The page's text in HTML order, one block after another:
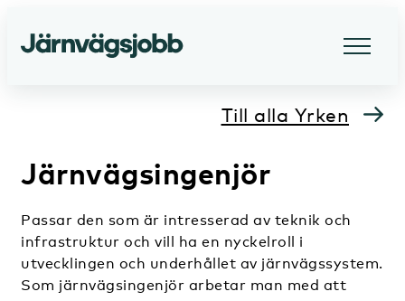
Till alla Yrken
Järnvägsingenjör
Passar den som är intresserad av teknik och
infrastruktur och vill ha en nyckelroll i
utvecklingen och underhållet av järnvägssystem.
Som järnvägsingenjör arbetar man med att